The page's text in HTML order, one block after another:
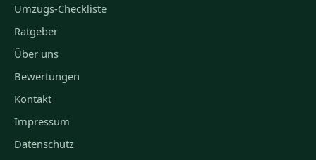
Umzugs-Checkliste
Ratgeber
Über uns
Bewertungen
Kontakt
Impressum
Datenschutz